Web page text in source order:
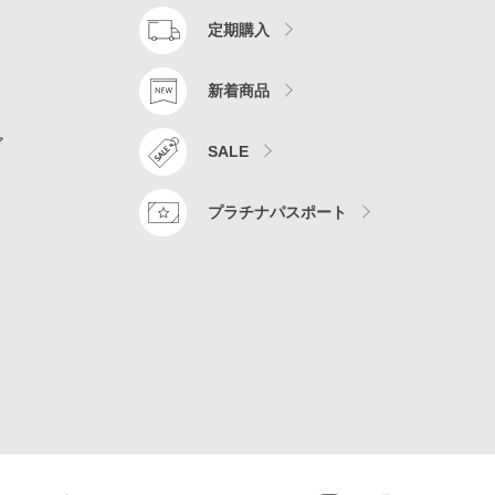
定期購入
新着商品
SALE
プラチナパスポート